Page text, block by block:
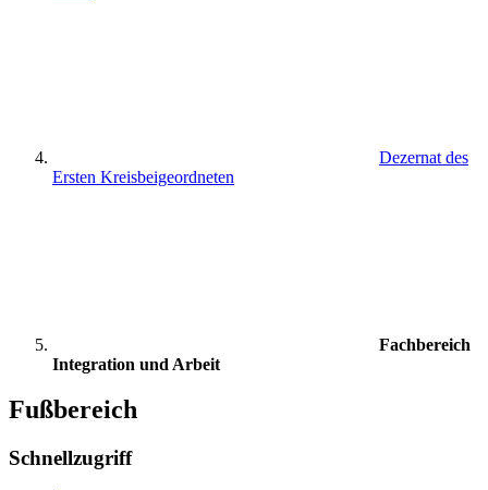
Dezernat des
Ersten Kreisbeigeordneten
Fachbereich
Integration und Arbeit
Fußbereich
Schnellzugriff